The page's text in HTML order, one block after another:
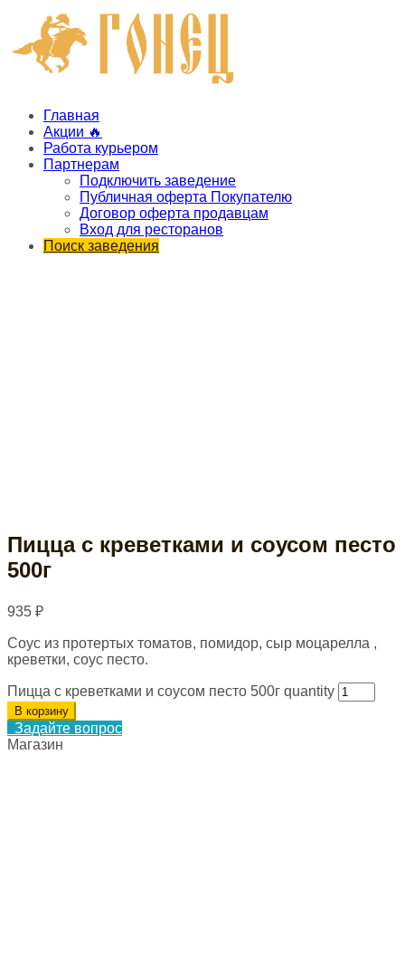
Главная
Акции 🔥
Работа курьером
Партнерам
Подключить заведение
Публичная оферта Покупателю
Договор оферта продавцам
Вход для ресторанов
Поиск заведения
Пицца с креветками и соусом песто
500г
935 ₽
Соус из протертых томатов, помидор, сыр моцарелла ,
креветки, соус песто.
Пицца с креветками и соусом песто 500г quantity
В корзину
Задайте вопрос
Магазин